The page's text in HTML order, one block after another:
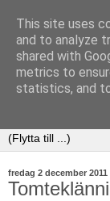
fredag 2 december 2011
This site uses
and to analyze
shared with
metrics to
statistics, and